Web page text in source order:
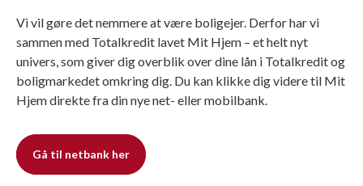
Vi vil gøre det nemmere at være boligejer. Derfor har vi
sammen med Totalkredit lavet Mit Hjem – et helt nyt
univers, som giver dig overblik over dine lån i Totalkredit og
boligmarkedet omkring dig. Du kan klikke dig videre til Mit
Hjem direkte fra din nye net- eller mobilbank.
Gå til netbank her